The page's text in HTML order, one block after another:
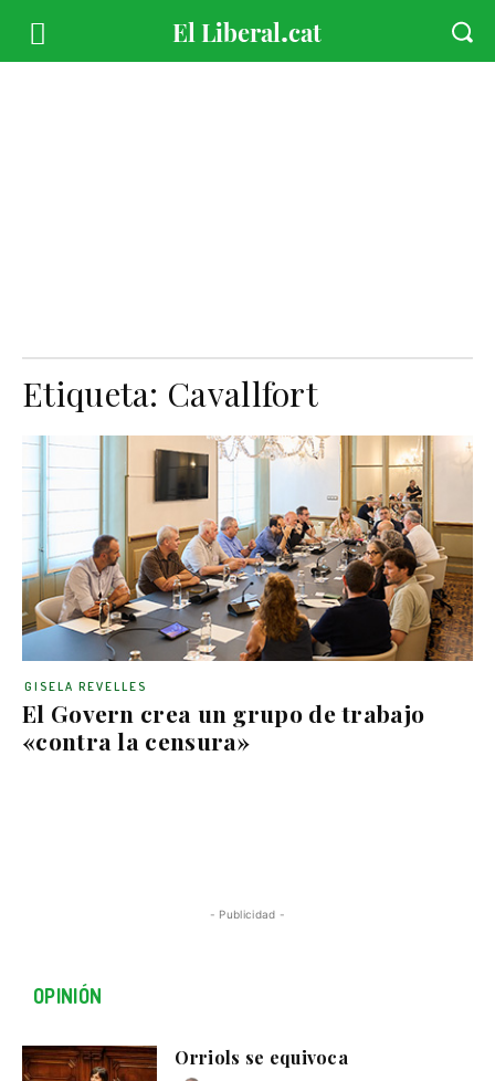
Etiqueta: Cavallfort
El Govern crea un grupo de trabajo
«contra la censura»
GISELA REVELLES
- Publicidad -
OPINIÓN
Orriols se equivoca